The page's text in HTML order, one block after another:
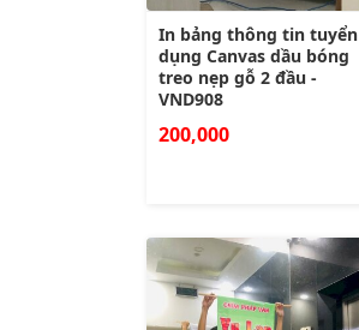
In bảng thông tin tuyển
dụng Canvas dầu bóng
treo nẹp gỗ 2 đầu -
VND908
200,000